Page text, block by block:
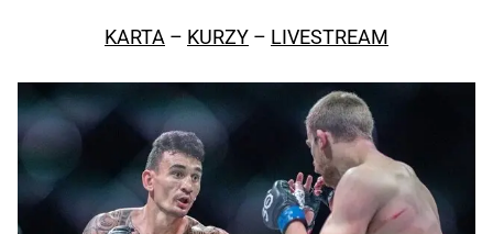
KARTA – KURZY – LIVESTREAM